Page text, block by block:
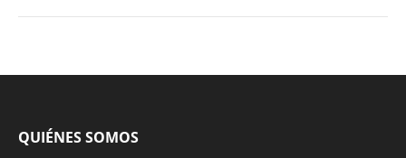
QUIÉNES SOMOS